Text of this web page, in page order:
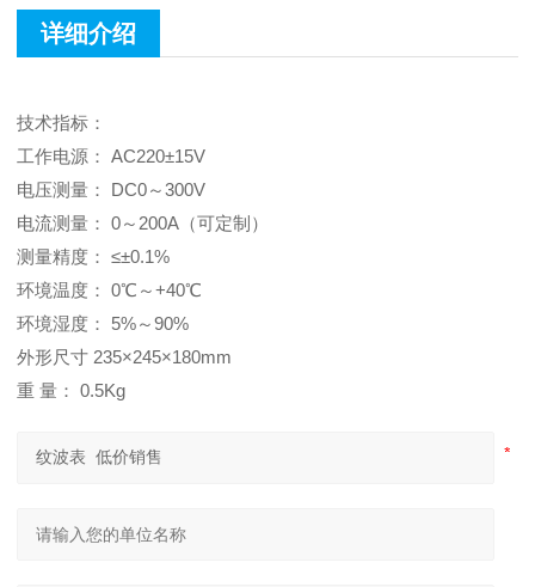
详细介绍
技术指标：
工作电源： AC220±15V
电压测量： DC0～300V
电流测量： 0～200A（可定制）
测量精度： ≤±0.1%
环境温度： 0℃～+40℃
环境湿度： 5%～90%
外形尺寸 235×245×180mm
重 量： 0.5Kg